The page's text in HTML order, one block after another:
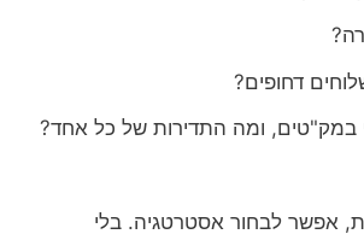
דחופים?
ומה התדירות של כל אחד?
אפשר לבחור אסטרטגיה. בלי